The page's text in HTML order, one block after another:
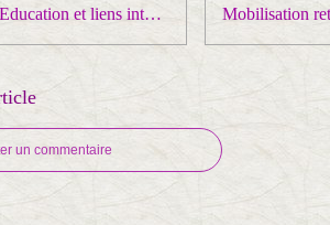
Reconductible Education et liens interpro dans le 28
un commentaire